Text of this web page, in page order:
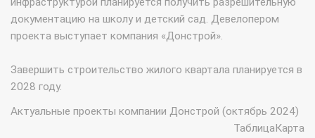
документацию на школу и детский сад. Девелопером
проекта выступает компания «Донстрой».
Завершить строительство жилого квартала планируется в
2028 году.
Актуальные проекты компании Донстрой (октябрь 2024)
ТаблицаКарта